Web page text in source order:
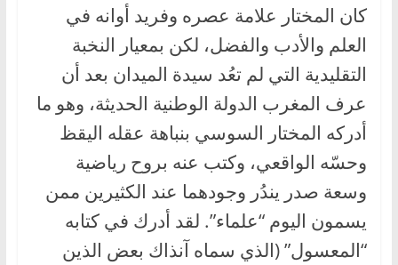
كان المختار علامة عصره وفريد أوانه في
العلم والأدب والفضل، لكن بمعيار النخبة
التقليدية التي لم تعُد سيدة الميدان بعد أن
عرف المغرب الدولة الوطنية الحديثة، وهو ما
أدركه المختار السوسي بنباهة عقله اليقظ
وحسّه الواقعي، وكتب عنه بروح رياضية
وسعة صدر يندُر وجودهما عند الكثيرين ممن
يسمون اليوم “علماء”. لقد أدرك في كتابه
“المعسول” (الذي سماه آنذاك بعض الذين